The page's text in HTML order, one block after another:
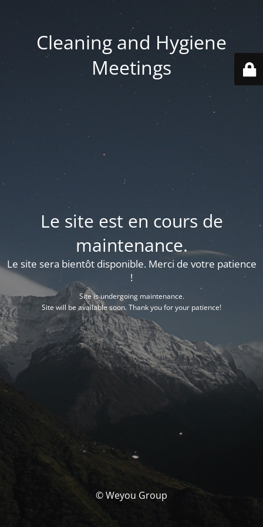
Cleaning and Hygiene
Meetings
Le site est en cours de
maintenance.
Le site sera bientôt disponible. Merci de votre patience
!
Site is undergoing maintenance.
Site will be available soon. Thank you for your patience!
© Weyou Group